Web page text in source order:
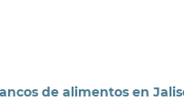
de alimentos en